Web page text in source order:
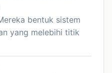
bentuk sistem
yang melebihi titik